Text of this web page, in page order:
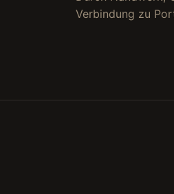
Verbindung zu